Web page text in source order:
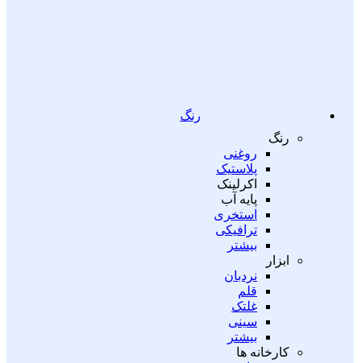
رنگ
رنگ
روغنی
پلاستیک
اکرلینک
پایه آب
استخری
ترافیکی
بیشتر
ابزار
نردبان
قلم
غلتک
سینی
بیشتر
کارخانه ها